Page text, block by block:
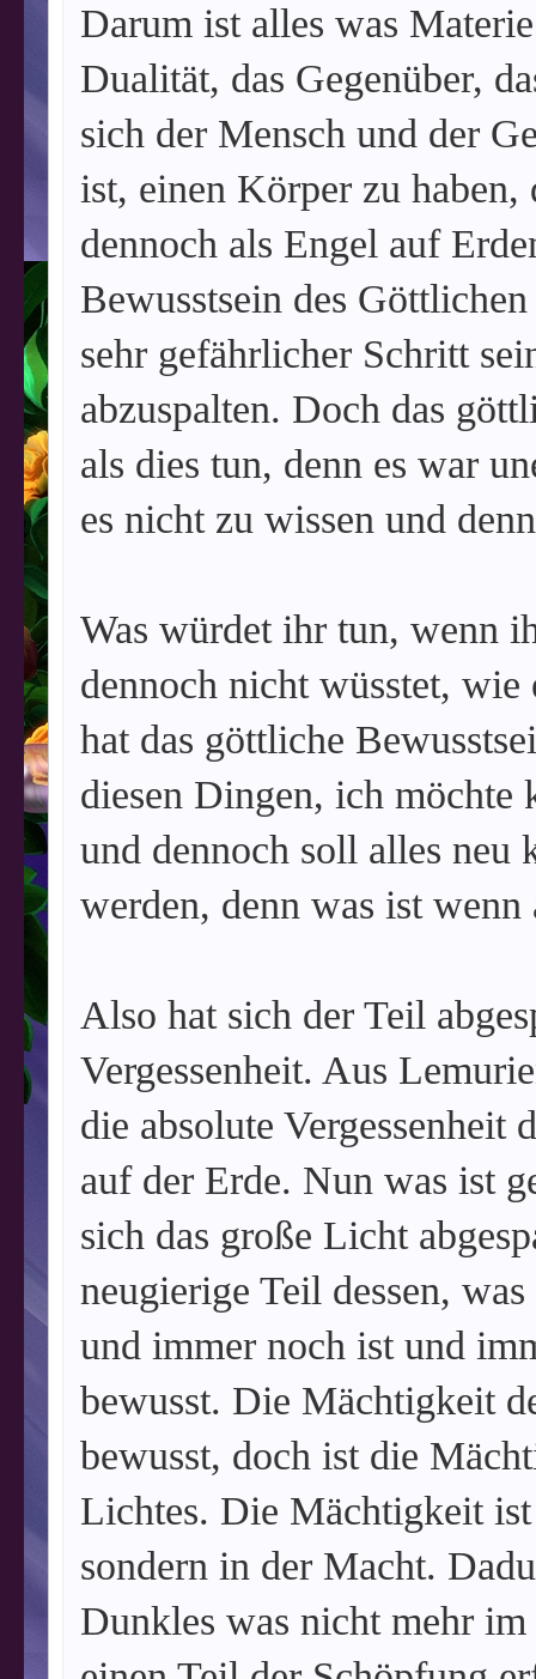
Darum ist alles was
Dualität, das Gegenüber,
sich der Mensch und der
ist, einen Körper zu
dennoch als Engel auf
Bewusstsein des
sehr gefährlicher Schritt
abzuspalten. Doch das
als dies tun, denn es war
es nicht zu wissen und
Was würdet ihr tun, wenn
dennoch nicht wüsstet,
hat das göttliche
diesen Dingen, ich
und dennoch soll alles neu
werden, denn was ist wenn
Also hat sich der Teil
Vergessenheit. Aus
die absolute Vergessenheit
auf der Erde. Nun was ist
sich das große Licht
neugierige Teil dessen,
und immer noch ist und
bewusst. Die Mächtigkeit
bewusst, doch ist die
Lichtes. Die Mächtigkeit
sondern in der Macht.
Dunkles was nicht mehr